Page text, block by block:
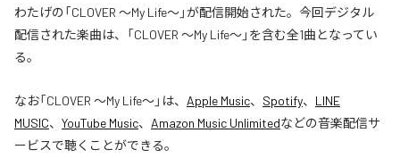
わたげの「CLOVER ～My Life～」が配信開始された。今回デジタル
配信された楽曲は、「CLOVER ～My Life～」を含む全1曲となってい
る。
なお「CLOVER ～My Life～」は、 Apple Music、 Spotify、 LINE
MUSIC、 YouTube Music、 Amazon Music Unlimitedなどの音楽配信サ
ービスで聴くことができる。